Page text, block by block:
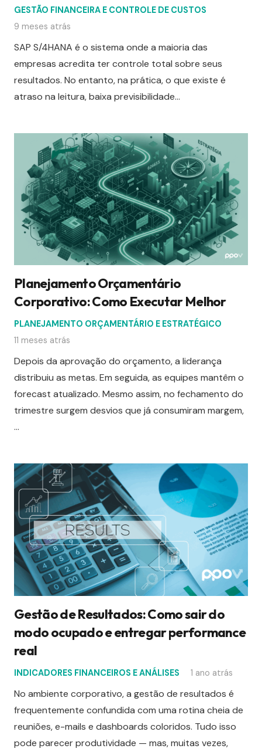
GESTÃO FINANCEIRA E CONTROLE DE CUSTOS
9 meses atrás
SAP S/4HANA é o sistema onde a maioria das
empresas acredita ter controle total sobre seus
resultados. No entanto, na prática, o que existe é
atraso na leitura, baixa previsibilidade…
Planejamento Orçamentário
Corporativo: Como Executar Melhor
PLANEJAMENTO ORÇAMENTÁRIO E ESTRATÉGICO
11 meses atrás
Depois da aprovação do orçamento, a liderança
distribuiu as metas. Em seguida, as equipes mantêm o
forecast atualizado. Mesmo assim, no fechamento do
trimestre surgem desvios que já consumiram margem,
…
Gestão de Resultados: Como sair do
modo ocupado e entregar performance
real
INDICADORES FINANCEIROS E ANÁLISES 1 ano atrás
No ambiente corporativo, a gestão de resultados é
frequentemente confundida com uma rotina cheia de
reuniões, e-mails e dashboards coloridos. Tudo isso
pode parecer produtividade — mas, muitas vezes,